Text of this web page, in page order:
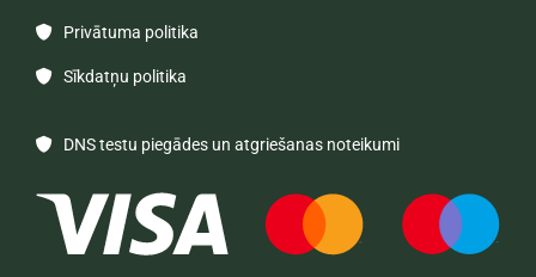
 Privātuma politika
 Sīkdatņu politika
 DNS testu piegādes un atgriešanas noteikumi